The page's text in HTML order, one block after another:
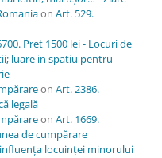
on Art. 529.
Pret 1500 lei - Locuri de
luare in spatiu pentru
on Art. 2386.
legală
on Art. 1669.
de cumpărare
locuinței minorului